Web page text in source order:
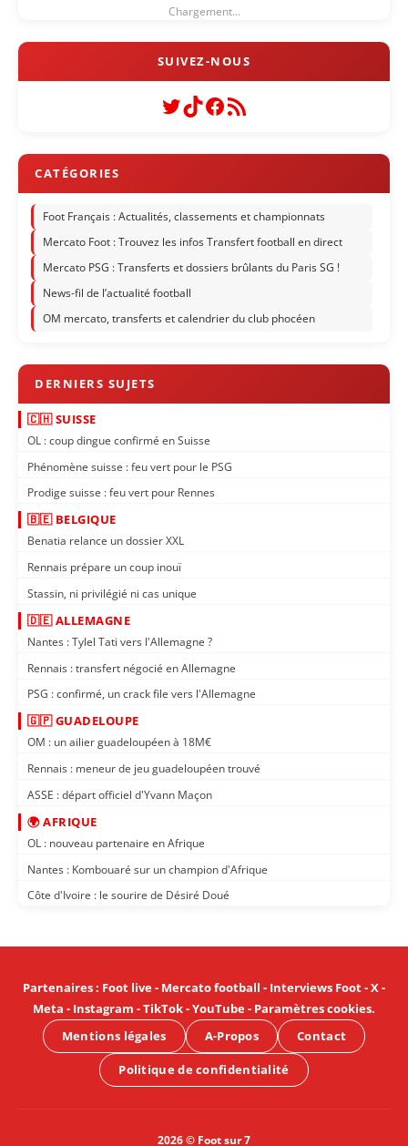
Chargement...
Twitter
TikTok
Facebook
Flux RSS
Foot Français : Actualités, classements et championnats
Mercato Foot : Trouvez les infos Transfert football en direct
Mercato PSG : Transferts et dossiers brûlants du Paris SG !
News-fil de l’actualité football
OM mercato, transferts et calendrier du club phocéen
🇨🇭 SUISSE
OL : coup dingue confirmé en Suisse
Phénomène suisse : feu vert pour le PSG
Prodige suisse : feu vert pour Rennes
🇧🇪 BELGIQUE
Benatia relance un dossier XXL
Rennais prépare un coup inouï
Stassin, ni privilégié ni cas unique
🇩🇪 ALLEMAGNE
Nantes : Tylel Tati vers l'Allemagne ?
Rennais : transfert négocié en Allemagne
PSG : confirmé, un crack file vers l'Allemagne
🇬🇵 GUADELOUPE
OM : un ailier guadeloupéen à 18M€
Rennais : meneur de jeu guadeloupéen trouvé
ASSE : départ officiel d'Yvann Maçon
🌍 AFRIQUE
OL : nouveau partenaire en Afrique
Nantes : Kombouaré sur un champion d'Afrique
Côte d'Ivoire : le sourire de Désiré Doué
Partenaires: Foot live- Mercato football - Interviews Foot-X-
Meta - Instagram -TikTok-YouTube- Paramètres cookies.
Mentions légales
A-Propos Contact
Politique de confidentialité
2026 © Foot sur 7